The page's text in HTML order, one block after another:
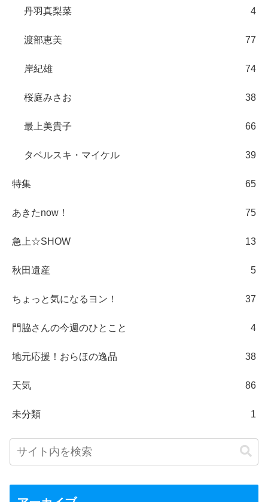
丹羽真梨菜 4
渡部恵美 77
岸紀雄 74
桜庭みさお 38
最上美貴子 66
タベルスキ・マイケル 39
特集 65
あきたnow！ 75
急上☆SHOW 13
秋田遺産 5
ちょっと気になるヨン！ 37
門脇さんの今週のひとこと 4
地元応援！おらほの逸品 38
天気 86
未分類 1